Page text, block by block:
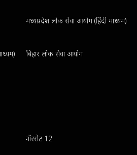
मध्यप्रदेश लोक सेवा आयोग (हिंदी माध्यम)
बिहार लोक सेवा आयोग
नॉरसेट 12